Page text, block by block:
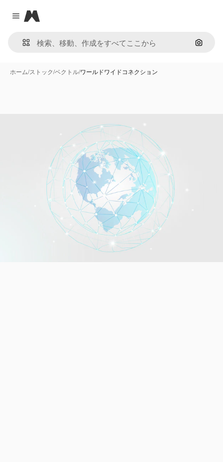
Close menu
Magnific
画像で
ホーム/ストック/ベクトル/ワールドワイドコネクション